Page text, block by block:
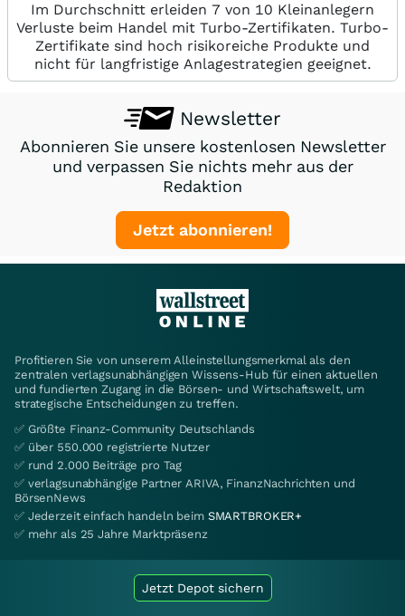
Im Durchschnitt erleiden 7 von 10 Kleinanlegern
Verluste beim Handel mit Turbo-Zertifikaten. Turbo-
Zertifikate sind hoch risikoreiche Produkte und
nicht für langfristige Anlagestrategien geeignet.
Newsletter
Abonnieren Sie unsere kostenlosen Newsletter
und verpassen Sie nichts mehr aus der
Redaktion
Jetzt abonnieren!
Profitieren Sie von unserem Alleinstellungsmerkmal als den
zentralen verlagsunabhängigen Wissens-Hub für einen aktuellen
und fundierten Zugang in die Börsen- und Wirtschaftswelt, um
strategische Entscheidungen zu treffen.
✅ Größte Finanz-Community Deutschlands
✅ über 550.000 registrierte Nutzer
✅ rund 2.000 Beiträge pro Tag
✅ verlagsunabhängige Partner ARIVA, FinanzNachrichten und
BörsenNews
✅ Jederzeit einfach handeln beim SMARTBROKER+
✅ mehr als 25 Jahre Marktpräsenz
Jetzt Depot sichern